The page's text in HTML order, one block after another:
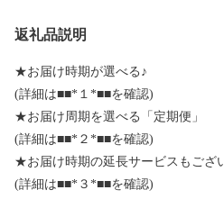
返礼品説明
★お届け時期が選べる♪
(詳細は■■*１*■■を確認)
★お届け周期を選べる「定期便」
(詳細は■■*２*■■を確認)
★お届け時期の延長サービスもござ
(詳細は■■*３*■■を確認)